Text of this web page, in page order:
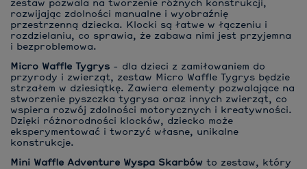
zestaw pozwala na tworzenie różnych konstrukcji,
rozwijając zdolności manualne i wyobraźnię
przestrzenną dziecka. Klocki są łatwe w łączeniu i
rozdzielaniu, co sprawia, że zabawa nimi jest przyjemna
i bezproblemowa.
Micro Waffle Tygrys - dla dzieci z zamiłowaniem do
przyrody i zwierząt, zestaw Micro Waffle Tygrys będzie
strzałem w dziesiątkę. Zawiera elementy pozwalające na
stworzenie pyszczka tygrysa oraz innych zwierząt, co
wspiera rozwój zdolności motorycznych i kreatywności.
Dzięki różnorodności klocków, dziecko może
eksperymentować i tworzyć własne, unikalne
konstrukcje.
Mini Waffle Adventure Wyspa Skarbów to zestaw, który